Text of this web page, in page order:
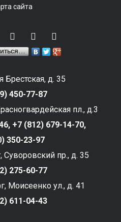
сайта
Брестская, д. 35
450-77-87
пл., д.3
+7 (812) 679-14-70,
350-23-97
Суворовский пр., д. 35
275-60-77
Моисеенко ул., д. 41
611-04-43